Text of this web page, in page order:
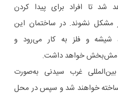
شد تا افراد برای پیدا کردن
مشکل نشوند. در ساختمان این
شیشه و فلز به کار می‌رود و
خواهد داشت.
غرب سیدنی به‌صورت
ساخته خواهند شد و سپس در محل